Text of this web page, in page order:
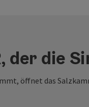
der die
öffnet das